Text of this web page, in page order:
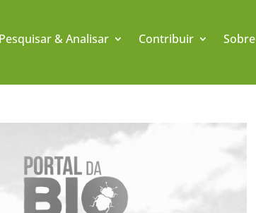
Pesquisar & Analisar Contribuir Sobre